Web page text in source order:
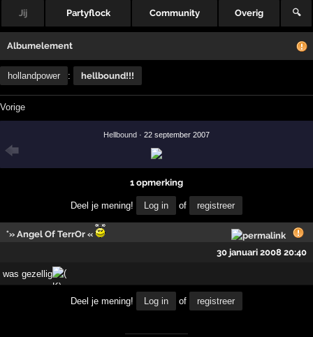
Jij Partyflock Community Overig 🔍
Albumelement
hollandpower : hellbound!!!
Vorige
Hellbound · 22 september 2007
1 opmerking
Deel je mening! Log in of registreer
°» Angel Of TerrOr «
30 januari 2008 20:40
was gezellig
Deel je mening! Log in of registreer